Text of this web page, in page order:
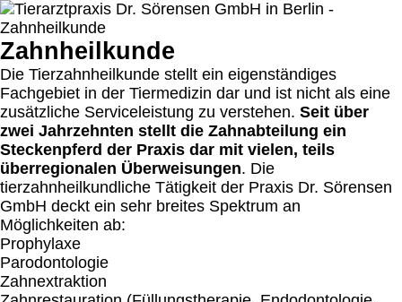
Zahnheilkunde
Die Tierzahnheilkunde stellt ein eigenständiges
Fachgebiet in der Tiermedizin dar und ist nicht als eine
zusätzliche Serviceleistung zu verstehen. Seit über
zwei Jahrzehnten stellt die Zahnabteilung ein
Steckenpferd der Praxis dar mit vielen, teils
überregionalen Überweisungen. Die
tierzahnheilkundliche Tätigkeit der Praxis Dr. Sörensen
GmbH deckt ein sehr breites Spektrum an
Möglichkeiten ab:
Prophylaxe
Parodontologie
Zahnextraktion